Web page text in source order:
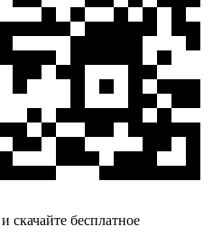
скачайте бесплатное